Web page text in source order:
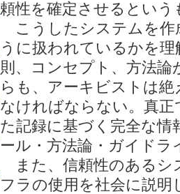
頼性を確定させるという
こうしたシステムを作
うに扱われているかを
則、コンセプト、方法
らも、アーキビストは
なければならない。真
た記録に基づく完全な
ール・方法論・ガイド
また、信頼性のあるシ
フラの使用を社会に説